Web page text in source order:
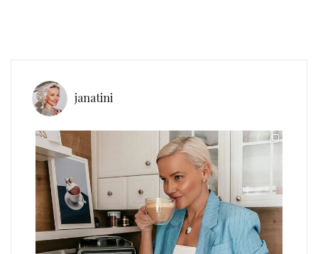
janatini